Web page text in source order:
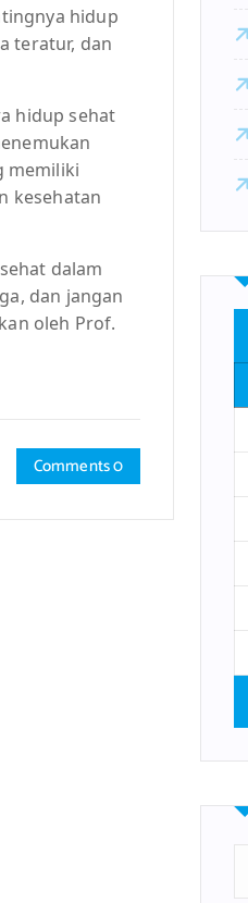
hidup
teratur, dan
hidup sehat
memiliki
kesehatan
dalam
dan jangan
oleh Prof.
Comments 0